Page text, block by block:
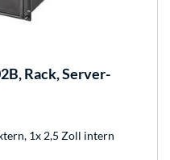
Rack, Server-
1x 2,5 Zoll intern